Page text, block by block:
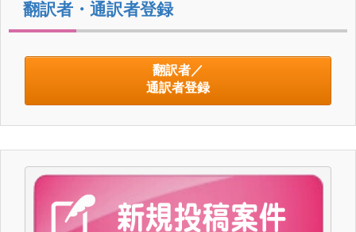
翻訳者・通訳者登録
翻訳者／
通訳者登録